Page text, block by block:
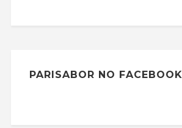
PARISABOR NO FACEBOOK